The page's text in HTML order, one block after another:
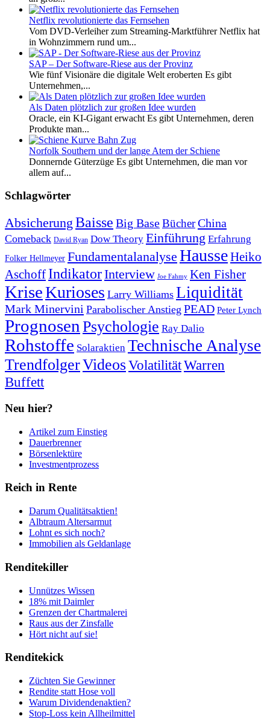
Netflix revolutionierte das Fernsehen
Vom DVD-Verleiher zum Streaming-Marktführer Netflix hat
in Wohnzimmern rund um...
SAP – Der Software-Riese aus der Provinz
Wie fünf Visionäre die digitale Welt eroberten Es gibt
Unternehmen,...
Als Daten plötzlich zur großen Idee wurden
Oracle, ein KI-Gigant erwacht Es gibt Unternehmen, deren
Produkte man...
Norfolk Southern und der lange Atem der Schiene
Donnernde Güterzüge Es gibt Unternehmen, die man vor
allem auf...
Schlagwörter
Absicherung Baisse Big BaseBücherChina
Comeback David Ryan Dow Theory Einführung Erfahrung
Folker Hellmeyer Fundamentalanalyse HausseHeiko
Aschoff IndikatorInterview Joe Fahmy Ken Fisher
KriseKurioses Larry Williams Liquidität
Mark Minervini Parabolischer Anstieg PEAD Peter Lynch
Prognosen Psychologie Ray Dalio
Rohstoffe Solaraktien Technische Analyse
TrendfolgerVideosVolatilitätWarren
Buffett
Neu hier?
Artikel zum Einstieg
Dauerbrenner
Börsenlektüre
Investmentprozess
Reich in Rente
Darum Qualitätsaktien!
Albtraum Altersarmut
Lohnt es sich noch?
Immobilien als Geldanlage
Renditekiller
Unnützes Wissen
18% mit Daimler
Grenzen der Chartmalerei
Raus aus der Zinsfalle
Hört nicht auf sie!
Renditekick
Züchten Sie Gewinner
Rendite statt Hose voll
Warum Dividendenaktien?
Stop-Loss kein Allheilmittel